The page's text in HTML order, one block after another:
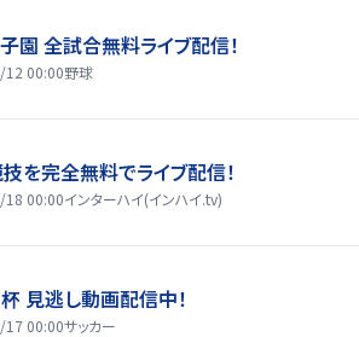
園 全試合無料ライブ配信！
00:00野球
を完全無料でライブ配信！
00:00インターハイ(インハイ.tv)
見逃し動画配信中！
00:00サッカー